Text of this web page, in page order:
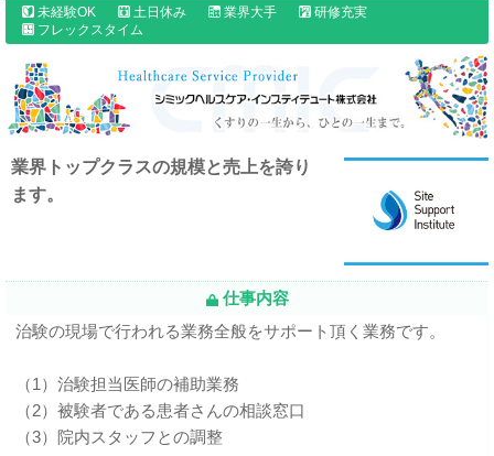
未経験OK 土日休み 業界大手
研修充実
フレックスタイム
業界トップクラスの規模と売上を誇り
ます。
仕事内容
治験の現場で行われる業務全般をサポート頂く業務です。
（1）治験担当医師の補助業務
（2）被験者である患者さんの相談窓口
（3）院内スタッフとの調整